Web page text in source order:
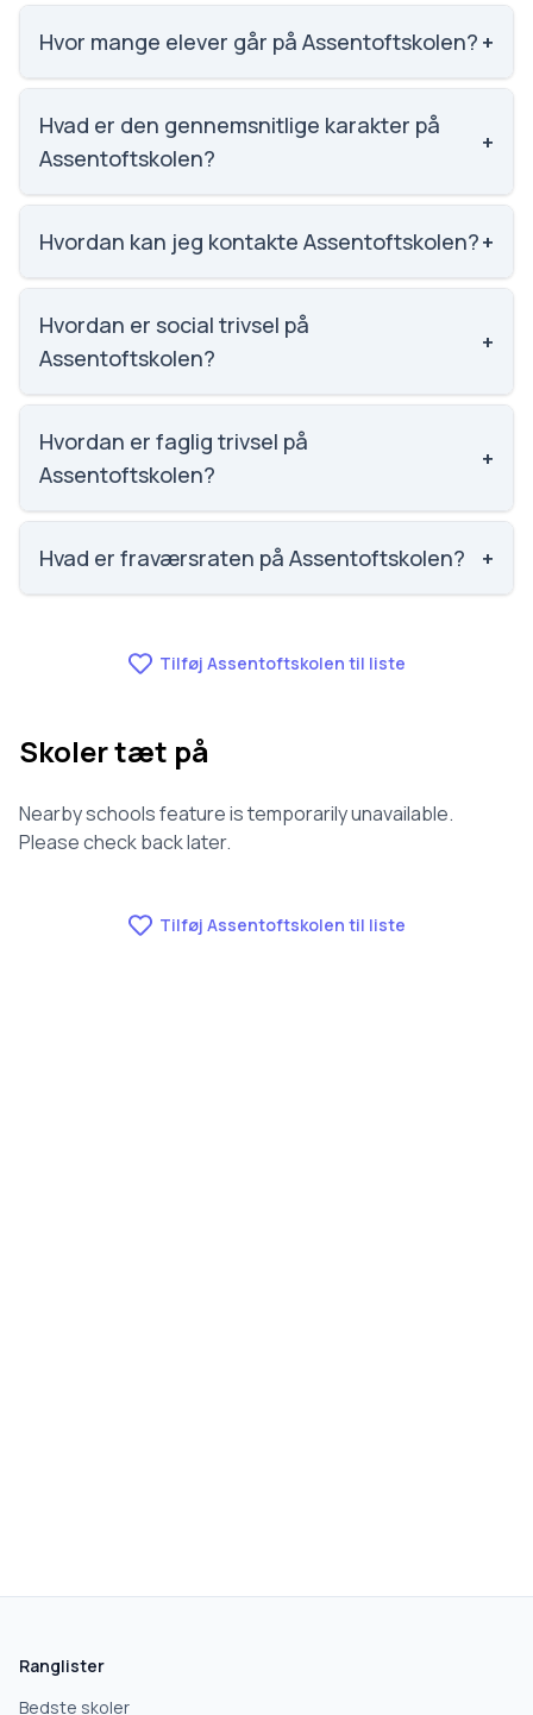
Hvor mange elever går på Assentoftskolen? +
Assentoftskolen har 612 elever, hvilket gør den til
nummer 323 ud af 3143 skoler.
Hvad er den gennemsnitlige karakter på
Assentoftskolen?
+
Karaktergennemsnittet på Assentoftskolen er 7.3,
nummer 692 ud af 3143 skoler.
Hvordan kan jeg kontakte Assentoftskolen?+
Email: assentoftskolen@randers.dk. Telefon: 8915
4060. Adresse: Assentoftskolen Skolevej 14,
Assentoft, 8960 Randers SØ. Skoleleder: Anne-
Hvordan er social trivsel på
Assentoftskolen?
+
Social trivsel på Assentoftskolen er 4 ud af 5,
nummer 308 ud af 3143 skoler. Scoren er baseret på
elevernes egne besvarelser.
Hvordan er faglig trivsel på
Assentoftskolen?
+
Faglig trivsel på Assentoftskolen er 3.7 ud af 5,
nummer 169 ud af 3143 skoler. Scoren er baseret på
Hvad er fraværsraten på Assentoftskolen? +
Tilføj Assentoftskolen til liste
Skoler tæt på
Nearby schools feature is temporarily unavailable.
Please check back later.
Tilføj Assentoftskolen til liste
Hvad leder du efter?
Grundskole
Ranglister
Bedste skoler